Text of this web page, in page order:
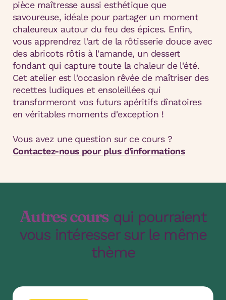
pièce maîtresse aussi esthétique que
savoureuse, idéale pour partager un moment
chaleureux autour du feu des épices. Enfin,
vous apprendrez l'art de la rôtisserie douce avec
des abricots rôtis à l'amande, un dessert
fondant qui capture toute la chaleur de l'été.
Cet atelier est l'occasion rêvée de maîtriser des
recettes ludiques et ensoleillées qui
transformeront vos futurs apéritifs dînatoires
en véritables moments d'exception !
Vous avez une question sur ce cours ?
Contactez-nous pour plus d'informations
Autres coursqui pourraient
vous intéresser sur le même
thème